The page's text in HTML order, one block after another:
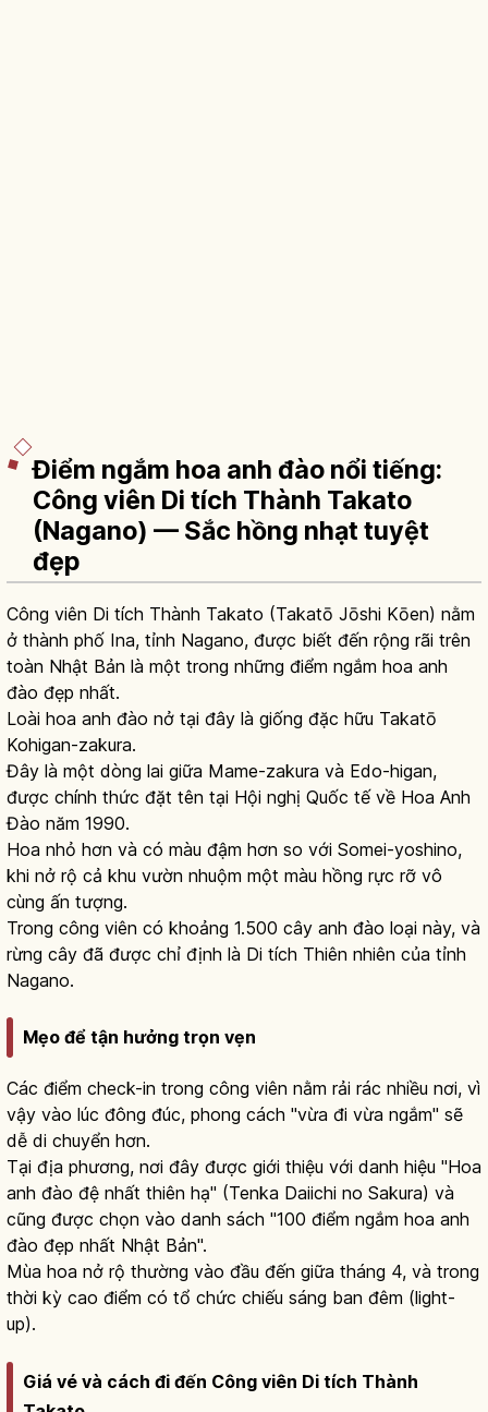
Điểm ngắm hoa anh đào nổi tiếng:
Công viên Di tích Thành Takato
(Nagano) — Sắc hồng nhạt tuyệt
đẹp
Công viên Di tích Thành Takato (Takatō Jōshi Kōen) nằm
ở thành phố Ina, tỉnh Nagano, được biết đến rộng rãi trên
toàn Nhật Bản là một trong những điểm ngắm hoa anh
đào đẹp nhất.
Loài hoa anh đào nở tại đây là giống đặc hữu Takatō
Kohigan-zakura.
Đây là một dòng lai giữa Mame-zakura và Edo-higan,
được chính thức đặt tên tại Hội nghị Quốc tế về Hoa Anh
Đào năm 1990.
Hoa nhỏ hơn và có màu đậm hơn so với Somei-yoshino,
khi nở rộ cả khu vườn nhuộm một màu hồng rực rỡ vô
cùng ấn tượng.
Trong công viên có khoảng 1.500 cây anh đào loại này, và
rừng cây đã được chỉ định là Di tích Thiên nhiên của tỉnh
Nagano.
Mẹo để tận hưởng trọn vẹn
Các điểm check-in trong công viên nằm rải rác nhiều nơi, vì
vậy vào lúc đông đúc, phong cách "vừa đi vừa ngắm" sẽ
dễ di chuyển hơn.
Tại địa phương, nơi đây được giới thiệu với danh hiệu "Hoa
anh đào đệ nhất thiên hạ" (Tenka Daiichi no Sakura) và
cũng được chọn vào danh sách "100 điểm ngắm hoa anh
đào đẹp nhất Nhật Bản".
Mùa hoa nở rộ thường vào đầu đến giữa tháng 4, và trong
thời kỳ cao điểm có tổ chức chiếu sáng ban đêm (light-
up).
Giá vé và cách đi đến Công viên Di tích Thành